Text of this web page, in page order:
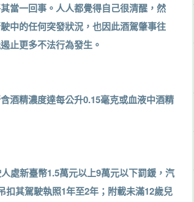
當一回事。人人都覺得自己很清醒，然
中的任何突發狀況，也因此酒駕肇事往
止更多不法行為發生。
酒精濃度達每公升0.15毫克或血液中酒精
處新臺幣1.5萬元以上9萬元以下罰鍰，汽
其駕駛執照1年至2年；附載未滿12歲兒